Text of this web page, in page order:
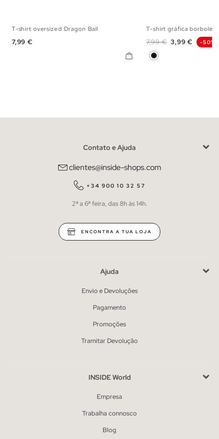
T-shirt oversized Dragon Ball
Preço
7,99 €
T-shirt gráfica borboleta
Preço normal
7,99 € Preço
3,99 € -50%
Preto
Contato e Ajuda
clientes@inside-shops.com
+34 900 10 32 57
2ª a 6ª feira, das 8h às 14h.
ENCONTRA A TUA LOJA
Ajuda
Envio e Devoluções
Pagamento
Promoções
Tramitar Devolução
INSIDE World
Empresa
Trabalha connosco
Blog